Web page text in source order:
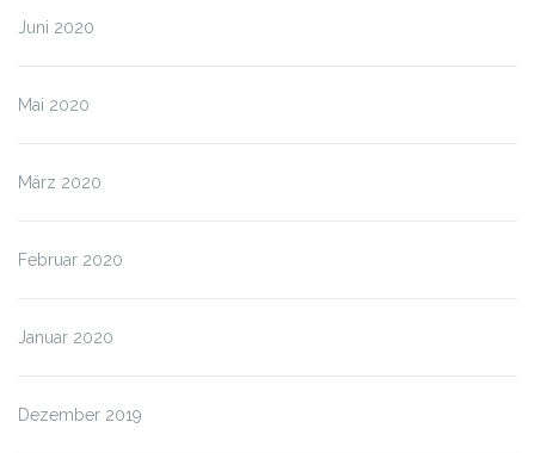
Juni 2020
Mai 2020
März 2020
Februar 2020
Januar 2020
Dezember 2019